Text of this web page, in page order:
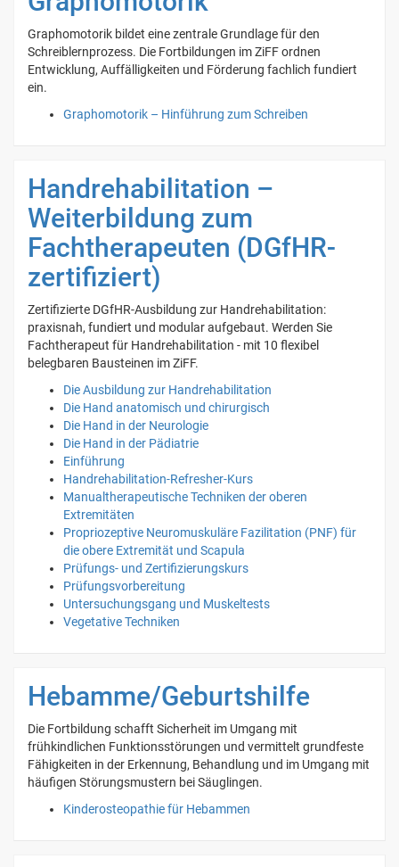
Graphomotorik bildet eine zentrale Grundlage für den
Schreiblernprozess. Die Fortbildungen im ZiFF ordnen
Entwicklung, Auffälligkeiten und Förderung fachlich fundiert
ein.
Graphomotorik – Hinführung zum Schreiben
Handrehabilitation –
Weiterbildung zum
Fachtherapeuten (DGfHR-
zertifiziert)
Zertifizierte DGfHR-Ausbildung zur Handrehabilitation:
praxisnah, fundiert und modular aufgebaut. Werden Sie
Fachtherapeut für Handrehabilitation - mit 10 flexibel
belegbaren Bausteinen im ZiFF.
Die Ausbildung zur Handrehabilitation
Die Hand anatomisch und chirurgisch
Die Hand in der Neurologie
Die Hand in der Pädiatrie
Einführung
Handrehabilitation-Refresher-Kurs
Manualtherapeutische Techniken der oberen
Extremitäten
Propriozeptive Neuromuskuläre Fazilitation (PNF) für
die obere Extremität und Scapula
Prüfungs- und Zertifizierungskurs
Prüfungsvorbereitung
Untersuchungsgang und Muskeltests
Vegetative Techniken
Hebamme/Geburtshilfe
Die Fortbildung schafft Sicherheit im Umgang mit
frühkindlichen Funktionsstörungen und vermittelt grundfeste
Fähigkeiten in der Erkennung, Behandlung und im Umgang mit
häufigen Störungsmustern bei Säuglingen.
Kinderosteopathie für Hebammen